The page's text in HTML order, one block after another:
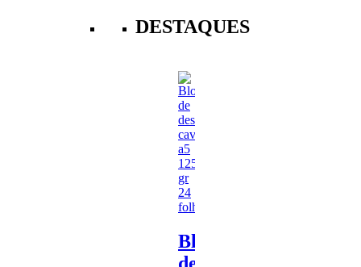
DESTAQUES
Bloco
de